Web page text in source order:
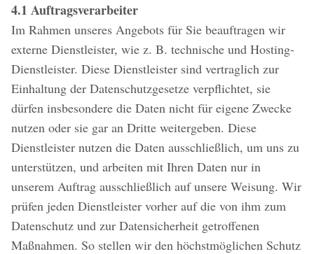
4.1 Auftragsverarbeiter
Im Rahmen unseres Angebots für Sie beauftragen wir
externe Dienstleister, wie z. B. technische und Hosting-
Dienstleister. Diese Dienstleister sind vertraglich zur
Einhaltung der Datenschutzgesetze verpflichtet, sie
dürfen insbesondere die Daten nicht für eigene Zwecke
nutzen oder sie gar an Dritte weitergeben. Diese
Dienstleister nutzen die Daten ausschließlich, um uns zu
unterstützen, und arbeiten mit Ihren Daten nur in
unserem Auftrag ausschließlich auf unsere Weisung. Wir
prüfen jeden Dienstleister vorher auf die von ihm zum
Datenschutz und zur Datensicherheit getroffenen
Maßnahmen. So stellen wir den höchstmöglichen Schutz